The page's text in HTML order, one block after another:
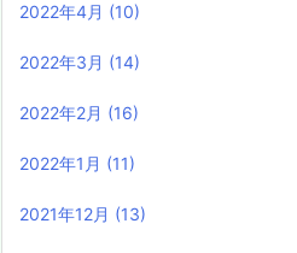
2022年4月 (10)
2022年3月 (14)
2022年2月 (16)
2022年1月 (11)
2021年12月 (13)